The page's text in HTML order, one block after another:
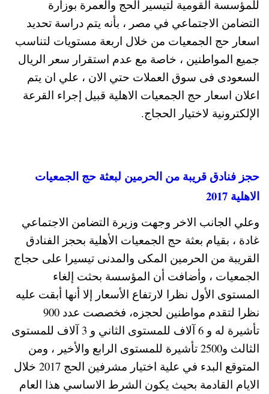
للمؤسسة القومية لتيسير الحج والعمرة بوزارة
التضامن الاجتماعي في مصر ، بأنه يتم دراسة تحديد
اسعار حج الجمعيات من خلال اربعة مستويات لتناسب
جميع المواطنين ، خاصة مع عدم استقرار سعر الريال
السعودى فى سوق العملات حتي الان ، علي ان يتم
اعلان اسعار حج الجمعيات الاهلية قبيل إجراء القرعة
الإلكترونية لاختيار الحجاج.
حجز فنادق قريبة من الحرمين لبعثة حج الجمعيات
الاهلية 2017
وعلي الجانب الاخر وجهت وزيرة التضامن الاجتماعي
غادة ، بقيام بعثة حج الجمعيات الأهلية بحجز الفنادق
القريبة من الحرمين المكى والمدنى تيسيرا على حجاج
الجمعيات ، وأضافت أن المؤسسة بحثت إلغاء
المستوى الأول نظرا لارتفاع الأسعار إلا أنها أبقت عليه
نظرا لتقدم مواطنين لحجزه، فخصصت عدد 900
تأشيرة له و 6 آلاف للمستوى الثاني و 3 آلاف للمستوى
الثالث و2500 تأشيرة للمستوى الرابع والأخير ، ومن
المتوقع البدء في علية اختيار مشرفين الحج 2017 خلال
الايام القادمة بحيث يكون الشرط الاساسي هذا العام